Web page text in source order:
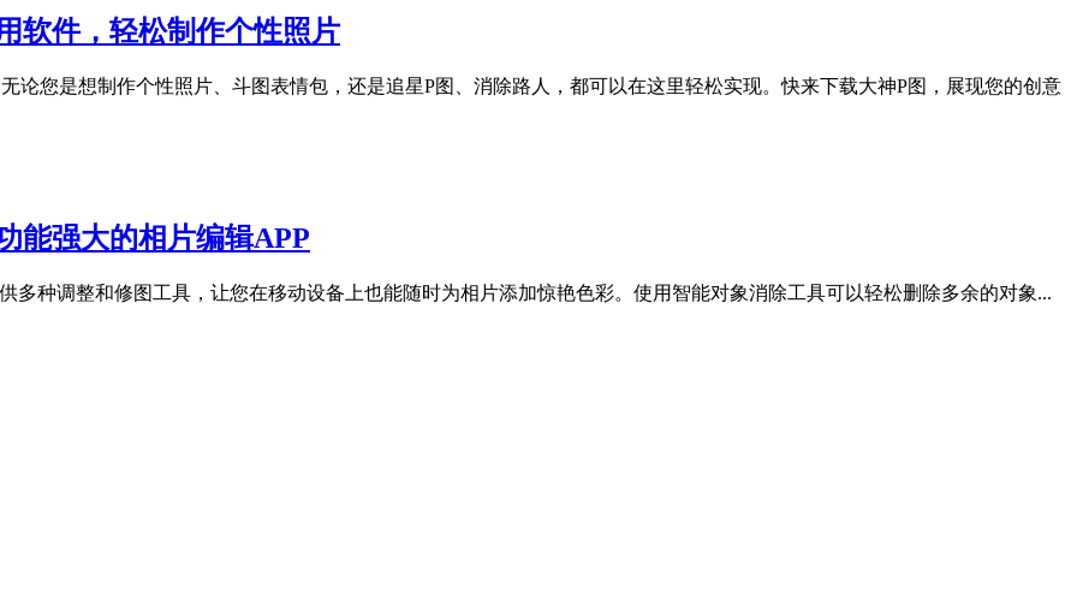
软件，轻松制作个性照片
论您是想制作个性照片、斗图表情包，还是追星P图、消除路人，都可以在这里轻松实现。快来下载大神P图，展现您的创意
能强大的相片编辑APP
多种调整和修图工具，让您在移动设备上也能随时为相片添加惊艳色彩。使用智能对象消除工具可以轻松删除多余的对象...